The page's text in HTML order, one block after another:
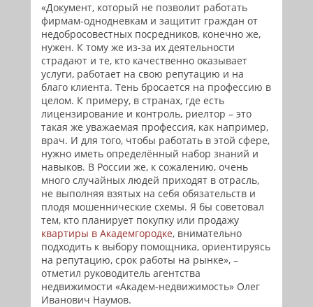
«Документ, который не позволит работать
фирмам-однодневкам и защитит граждан от
недобросовестных посредников, конечно же,
нужен. К тому же из-за их деятельности
страдают и те, кто качественно оказывает
услуги, работает на свою репутацию и на
благо клиента. Тень бросается на профессию в
целом. К примеру, в странах, где есть
лицензирование и контроль, риелтор – это
такая же уважаемая профессия, как например,
врач. И для того, чтобы работать в этой сфере,
нужно иметь определённый набор знаний и
навыков. В России же, к сожалению, очень
много случайных людей приходят в отрасль,
не выполняя взятых на себя обязательств и
плодя мошеннические схемы. Я бы советовал
тем, кто планирует покупку или продажу
квартиры в Академгородке, внимательно
подходить к выбору помощника, ориентируясь
на репутацию, срок работы на рынке», –
отметил руководитель агентства
недвижимости «Академ-недвижимость» Олег
Иванович Наумов.